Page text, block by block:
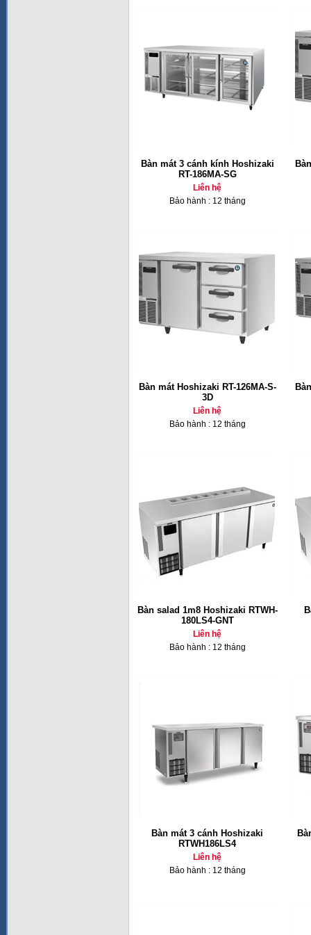
Bàn mát 3 cánh kính Hoshizaki
RT-186MA-SG
Liên hệ
Bảo hành : 12 tháng
Bàn mát Hoshizaki RT-126MA-S-
3D
Liên hệ
Bảo hành : 12 tháng
Bàn salad 1m8 Hoshizaki RTWH-
180LS4-GNT
Liên hệ
Bảo hành : 12 tháng
Bàn mát 3 cánh Hoshizaki
RTWH186LS4
Liên hệ
Bảo hành : 12 tháng